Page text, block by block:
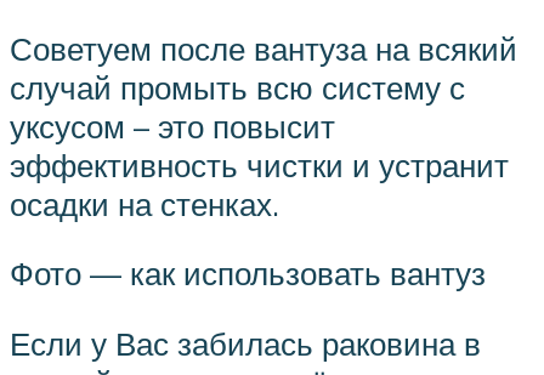
Советуем после вантуза на всякий
случай промыть всю систему с
уксусом – это повысит
эффективность чистки и устранит
осадки на стенках.
Фото — как использовать вантуз
Если у Вас забилась раковина в